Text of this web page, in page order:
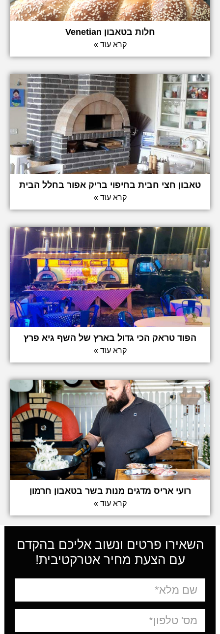
חלות בטאבון Venetian
קרא עוד »
טאבון חצי חבית בחיפוי בריק אפור בחלל הבית
קרא עוד »
הפוד טראק הכי גדול בארץ של השף גיא פרץ
קרא עוד »
רועי אריס מדגים מנות בשר בטאבון חרמון
קרא עוד »
השאירו פרטים ונשוב אליכם בהקדם
עם הצעת מחיר אטרקטיבית!